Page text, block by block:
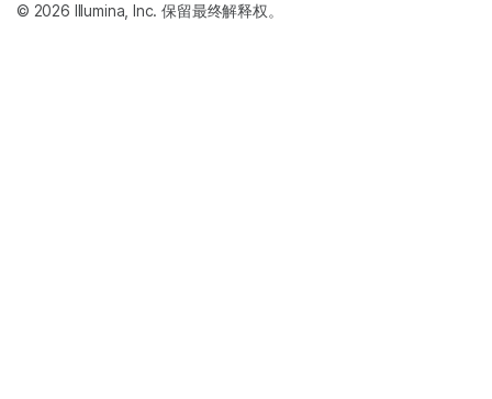
© 2026 Illumina, Inc. 保留最终解释权。